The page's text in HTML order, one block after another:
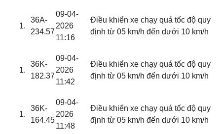
36A-
234.57
09-04-
2026
11:16
Điều khiển xe chạy quá tốc độ quy
định từ 05 km/h đến dưới 10 km/h
36K-
182.37
09-04-
2026
11:42
Điều khiển xe chạy quá tốc độ quy
định từ 05 km/h đến dưới 10 km/h
36K-
164.45
09-04-
2026
11:48
Điều khiển xe chạy quá tốc độ quy
định từ 05 km/h đến dưới 10 km/h